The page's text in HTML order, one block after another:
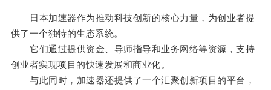
日本加速器作为推动科技创新的核心力量，为创业者提
供了一个独特的生态系统。
它们通过提供资金、导师指导和业务网络等资源，支持
创业者实现项目的快速发展和商业化。
与此同时，加速器还提供了一个汇聚创新项目的平台，